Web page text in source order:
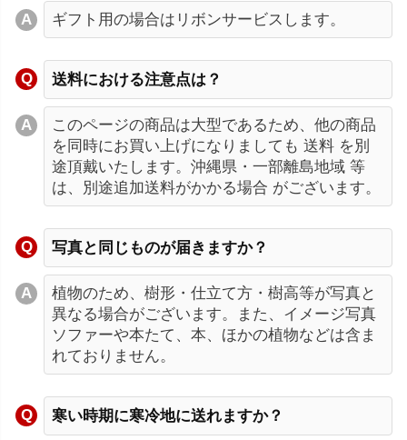
ギフト用の場合はリボンサービスします。
送料における注意点は？
このページの商品は大型であるため、他の商品
を同時にお買い上げになりましても 送料 を別
途頂戴いたします。沖縄県・一部離島地域 等
は、別途追加送料がかかる場合 がございます。
写真と同じものが届きますか？
植物のため、樹形・仕立て方・樹高等が写真と
異なる場合がございます。また、イメージ写真
ソファーや本たて、本、ほかの植物などは含ま
れておりません。
寒い時期に寒冷地に送れますか？